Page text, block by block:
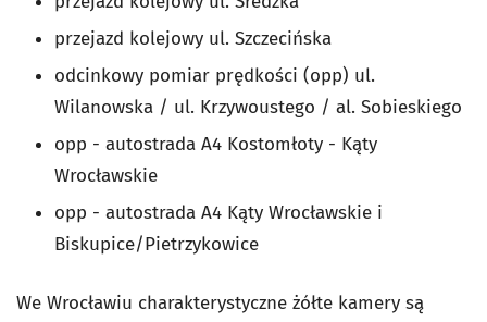
przejazd kolejowy ul. Szczecińska
odcinkowy pomiar prędkości (opp) ul.
Wilanowska / ul. Krzywoustego / al. Sobieskiego
opp - autostrada A4 Kostomłoty - Kąty
Wrocławskie
opp - autostrada A4 Kąty Wrocławskie i
Biskupice/Pietrzykowice
We Wrocławiu charakterystyczne żółte kamery są